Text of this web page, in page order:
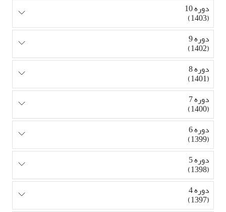
دوره 10
(1403)
دوره 9
(1402)
دوره 8
(1401)
دوره 7
(1400)
دوره 6
(1399)
دوره 5
(1398)
دوره 4
(1397)